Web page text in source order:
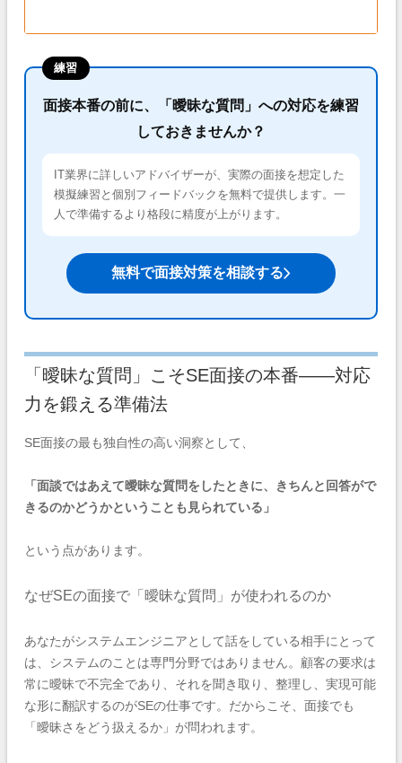
練習
面接本番の前に、「曖昧な質問」への対応を練習
しておきませんか？
IT業界に詳しいアドバイザーが、実際の面接を想定した
模擬練習と個別フィードバックを無料で提供します。一
人で準備するより格段に精度が上がります。
無料で面接対策を相談する
「曖昧な質問」こそSE面接の本番——対応
力を鍛える準備法
SE面接の最も独自性の高い洞察として、
「面談ではあえて曖昧な質問をしたときに、きちんと回答がで
きるのかどうかということも見られている」
という点があります。
なぜSEの面接で「曖昧な質問」が使われるのか
あなたがシステムエンジニアとして話をしている相手にとって
は、システムのことは専門分野ではありません。顧客の要求は
常に曖昧で不完全であり、それを聞き取り、整理し、実現可能
な形に翻訳するのがSEの仕事です。だからこそ、面接でも
「曖昧さをどう扱えるか」が問われます。